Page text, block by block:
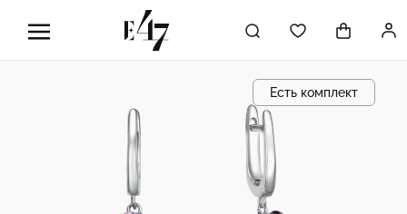
Есть комплект